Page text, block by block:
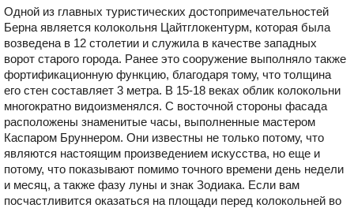
Одной из главных туристических достопримечательностей
Берна является колокольня Цайтглокентурм, которая была
возведена в 12 столетии и служила в качестве западных
ворот старого города. Ранее это сооружение выполняло также
фортификационную функцию, благодаря тому, что толщина
его стен составляет 3 метра. В 15-18 веках облик колокольни
многократно видоизменялся. С восточной стороны фасада
расположены знаменитые часы, выполненные мастером
Каспаром Бруннером. Они известны не только потому, что
являются настоящим произведением искусства, но еще и
потому, что показывают помимо точного времени день недели
и месяц, а также фазу луны и знак Зодиака. Если вам
посчастливится оказаться на площади перед колокольней во